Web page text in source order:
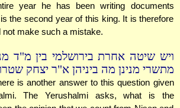
year he has been writing documents
the second year of this king. It is therefore
not make such a mistake.
ויש שיטה אחרת בירושלמי בין מ"ד
מתשרי מנינן מה ביניהן א"ר יצחק
is another answer to this question given
The Yerushalmi asks, what is the